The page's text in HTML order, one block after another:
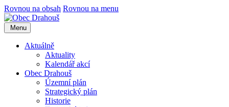
Rovnou na obsah Rovnou na menu
Menu
Aktuálně
Aktuality
Kalendář akcí
Obec Drahouš
Územní plán
Strategický plán
Historie